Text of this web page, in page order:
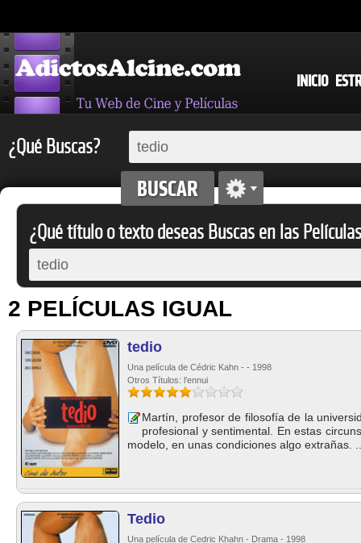
INICIO
¿Qué Buscas?
¿Qué título o texto deseas Buscas en las
2 PELÍCULAS IGUAL
tedio
Una película de Cédric Kahn - - 1998
Otros Títulos: l’ennui
Martín, profesor de filosofía de la
profesional y sentimental. En estas
modelo, en unas condiciones algo extrañas.
Tedio
Una película de Cedric Khahn - Drama - 1998